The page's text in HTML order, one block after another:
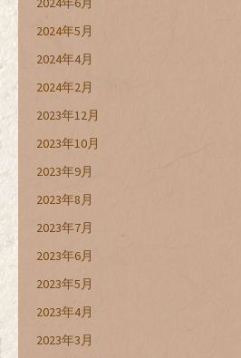
2024年5月
2024年4月
2024年2月
2023年12月
2023年10月
2023年9月
2023年8月
2023年7月
2023年6月
2023年5月
2023年4月
2023年3月